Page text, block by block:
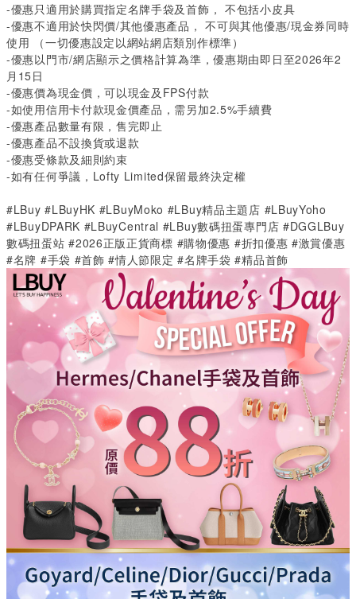
-優惠只適用於購買指定名牌手袋及首飾， 不包括小皮具
-優惠不適用於快閃價/其他優惠產品， 不可與其他優惠/現金券同時
使用 （一切優惠設定以網站網店類別作標準）
-優惠以門市/網店顯示之價格計算為準，優惠期由即日至2026年2
月15日
-優惠價為現金價，可以現金及FPS付款
-如使用信用卡付款現金價產品，需另加2.5%手續費
-優惠產品數量有限，售完即止
-優惠產品不設換貨或退款
-優惠受條款及細則約束
-如有任何爭議，Lofty Limited保留最終決定權
#LBuy #LBuyHK #LBuyMoko #LBuy精品主題店 #LBuyYoho
#LBuyDPARK #LBuyCentral #LBuy數碼扭蛋專門店 #DGGLBuy
數碼扭蛋站 #2026正版正貨商標 #購物優惠 #折扣優惠 #激賞優惠
#名牌 #手袋 #首飾 #情人節限定 #名牌手袋 #精品首飾